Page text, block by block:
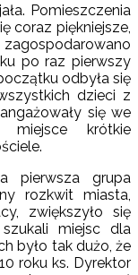
Pomieszczenia
coraz piękniejsze,
po raz pierwszy
odbyła się
dzieci z
się we
krótkie
pierwsza grupa
rozkwit miasta,
zwiększyło się
miejsc dla
było tak dużo, że
roku ks. Dyrektor